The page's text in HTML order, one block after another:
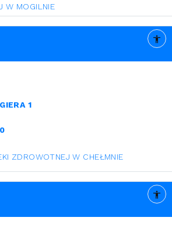
W MOGILNIE
1
ZDROWOTNEJ W CHEŁMNIE